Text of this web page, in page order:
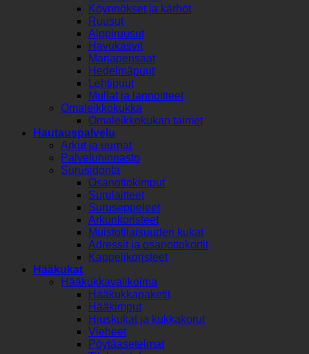
Köynnökset ja kärhöt
Ruusut
Alppiruusut
Havukasvit
Marjapensaat
Hedelmäpuut
Lehtipuut
Mullat ja lannoitteet
Omaleikkokukka
Omaleikkokukan taimet
Hautauspalvelu
Arkut ja uurnat
Palveluhinnasto
Surusidonta
Osanottokimput
Surulaitteet
Suruseppeleet
Arkunkoristeet
Muistotilaisuuden kukat
Adressit ja osanottokortit
Kappelikoristeet
Hääkukat
Hääkukkavalikoima
Hääkukkapaketit
Hääkimput
Hiuskukat ja kukkakorut
Vieheet
Pöytäasetelmat